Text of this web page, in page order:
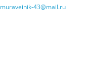
muraveinik-43@mail.ru